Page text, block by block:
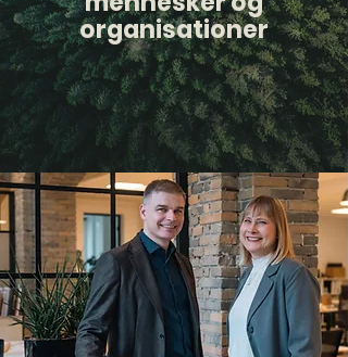
organisationer